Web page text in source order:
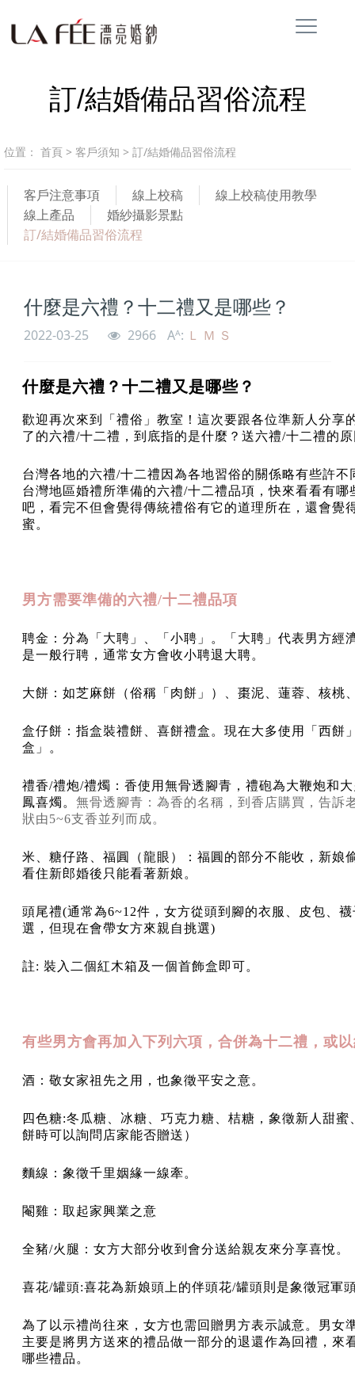
訂/結婚備品習俗流程
位置： 首頁 > 客戶須知 > 訂/結婚備品習俗流程
客戶注意事項 線上校稿
線上校稿使用教學
線上產品
婚紗攝影景點
訂/結婚備品習俗流程
什麼是六禮？十二禮又是哪些？
2022-03-25 2966 Aᴬ: Ｌ Ｍ Ｓ
什麼是六禮？十二禮又是哪些？
歡迎再次來到「禮俗」教室！這次要跟各位準新人分享
了的六禮/十二禮，到底指的是什麼？送六禮/十二禮的
台灣各地的六禮/十二禮因為各地習俗的關係略有些許
台灣地區婚禮所準備的六禮/十二禮品項，快來看看有
吧，看完不但會覺得傳統禮俗有它的道理所在，還會覺
蜜。
男方需要準備的六禮/十二禮品項
聘金：分為「大聘」、「小聘」。「大聘」代表男方經
是一般行聘，通常女方會收小聘退大聘。
大餅：如芝麻餅（俗稱「肉餅」）、棗泥、蓮蓉、核桃
盒仔餅：指盒裝禮餅、喜餅禮盒。現在大多使用「西餅
盒」。
禮香/禮炮/禮燭：香使用無骨透腳青，禮砲為大鞭炮和
鳳喜燭。無骨透腳青：為香的名稱，到香店購買，告訴
狀由5~6支香並列而成。
米、糖仔路、福圓（龍眼）：福圓的部分不能收，新娘
看住新郎婚後只能看著新娘。
頭尾禮(通常為6~12件，女方從頭到腳的衣服、皮包、
選，但現在會帶女方來親自挑選)
註: 裝入二個紅木箱及一個首飾盒即可。
有些男方會再加入下列六項，合併為十二禮，或
酒：敬女家祖先之用，也象徵平安之意。
四色糖:冬瓜糖、冰糖、巧克力糖、桔糖，象徵新人甜
餅時可以詢問店家能否贈送）
麵線：象徵千里姻緣一線牽。
閹雞：取起家興業之意
全豬/火腿：女方大部分收到會分送給親友來分享喜悅。
喜花/罐頭:喜花為新娘頭上的伴頭花/罐頭則是象徵冠軍
為了以示禮尚往來，女方也需回贈男方表示誠意。男女
主要是將男方送來的禮品做一部分的退還作為回禮，來
哪些禮品。